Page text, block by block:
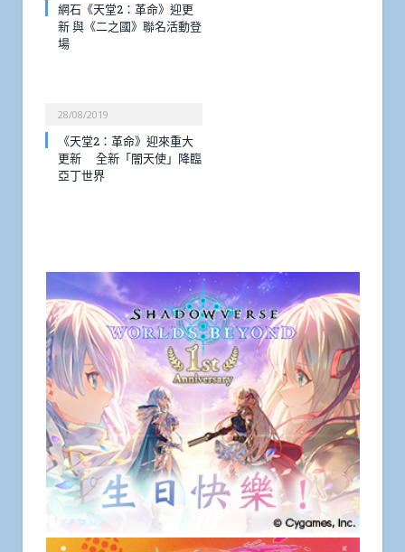
網石《天堂2：革命》迎更
新 與《二之國》聯名活動登
場
28/08/2019
《天堂2：革命》迎來重大
更新 全新「闇天使」降臨
亞丁世界